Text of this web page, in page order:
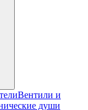
Вентили и